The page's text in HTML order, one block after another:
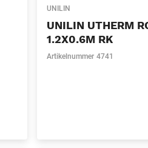
UNILIN
UNILIN UTHERM
1.2X0.6M RK
Artikelnummer 4741